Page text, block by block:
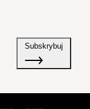
Subskrybuj